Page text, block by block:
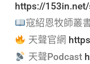
https://
寇紹恩牧師叢
天聲官網
天聲Podcast